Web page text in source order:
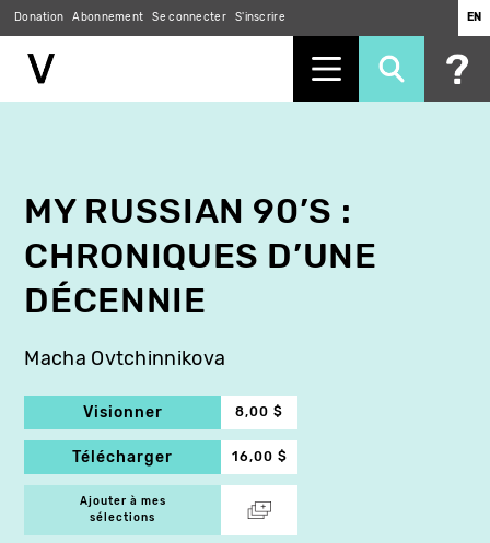
Donation Abonnement Se connecter S'inscrire EN
MY RUSSIAN 90’S :
CHRONIQUES D’UNE
DÉCENNIE
Macha Ovtchinnikova
Visionner 8,00 $
Télécharger 16,00 $
Ajouter à mes
sélections